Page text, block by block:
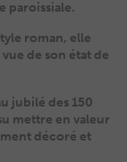
paroissiale.
roman, elle
de son état de
jubilé des 150
mettre en valeur
décoré et